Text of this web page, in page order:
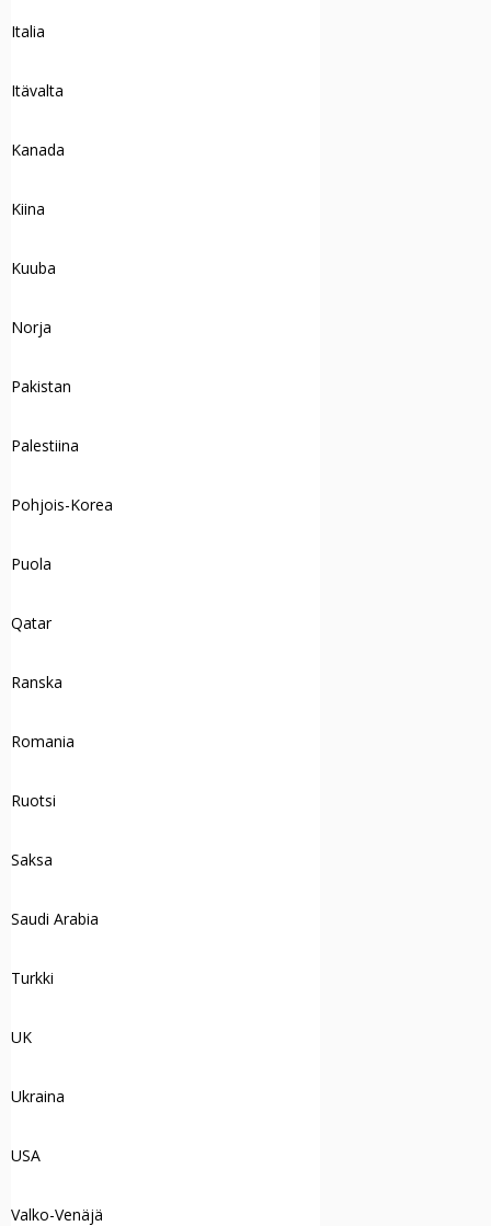
Italia
Itävalta
Kanada
Kiina
Kuuba
Norja
Pakistan
Palestiina
Pohjois-Korea
Puola
Qatar
Ranska
Romania
Ruotsi
Saksa
Saudi Arabia
Turkki
UK
Ukraina
USA
Valko-Venäjä